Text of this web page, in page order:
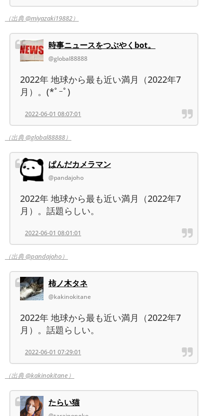
（出典 @miyazaki19882）
時事ニュースをつぶやくbot。
@global88888
2022年 地球から最も近い満月（2022年7
月）。(*ﾟｰﾟ)
2022-06-01 08:07:01
（出典 @global88888）
ぱんだカメラマン
@pandajoho
2022年 地球から最も近い満月（2022年7
月）。話題らしい。
2022-06-01 08:01:01
（出典 @pandajoho）
柿ノ木タネ
@kakinokitane
2022年 地球から最も近い満月（2022年7
月）。話題らしい。
2022-06-01 07:29:01
（出典 @kakinokitane）
たらい猫